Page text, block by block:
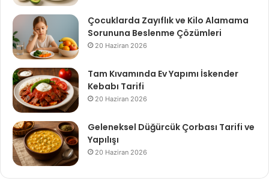
Çocuklarda Zayıflık ve Kilo Alamama
Sorununa Beslenme Çözümleri
20 Haziran 2026
Tam Kıvamında Ev Yapımı İskender
Kebabı Tarifi
20 Haziran 2026
Geleneksel Düğürcük Çorbası Tarifi ve
Yapılışı
20 Haziran 2026